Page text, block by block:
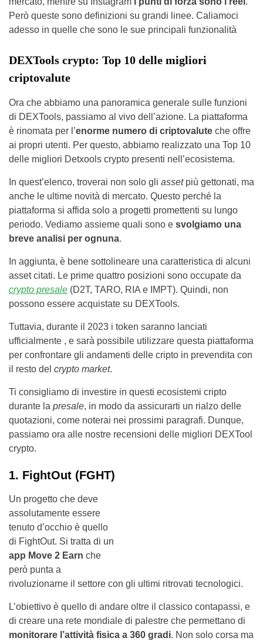
Però queste sono definizioni su grandi linee. Caliamoci
adesso in quelle che sono le sue principali funzionalità
DEXTools crypto: Top 10 delle migliori
criptovalute
Ora che abbiamo una panoramica generale sulle funzioni
di DEXTools, passiamo al vivo dell’azione. La piattaforma
è rinomata per l’enorme numero di criptovalute che offre
ai propri utenti. Per questo, abbiamo realizzato una Top 10
delle migliori Detxools crypto presenti nell’ecosistema.
In quest’elenco, troverai non solo gli assetpiù gettonati, ma
anche le ultime novità di mercato. Questo perché la
piattaforma si affida solo a progetti promettenti su lungo
periodo. Vediamo assieme quali sono e svolgiamo una
breve analisi per ognuna.
In aggiunta, è bene sottolineare una caratteristica di alcuni
asset citati. Le prime quattro posizioni sono occupate da
crypto presale (D2T, TARO, RIA e IMPT). Quindi, non
possono essere acquistate su DEXTools.
Tuttavia, durante il 2023 i token saranno lanciati
ufficialmente , e sarà possibile utilizzare questa piattaforma
per confrontare gli andamenti delle cripto in prevendita con
il resto del crypto market.
Ti consigliamo di investire in questi ecosistemi cripto
durante la presale, in modo da assicurarti un rialzo delle
quotazioni, come noterai nei prossimi paragrafi. Dunque,
passiamo ora alle nostre recensioni delle migliori DEXTool
crypto.
1. FightOut (FGHT)
Un progetto che deve
assolutamente essere
tenuto d’occhio è quello
di FightOut. Si tratta di un
app Move 2 Earn che
però punta a
rivoluzionarne il settore con gli ultimi ritrovati tecnologici.
L’obiettivo è quello di andare oltre il classico contapassi, e
di creare una rete mondiale di palestre che permettano di
monitorare l’attività fisica a 360 gradi. Non solo corsa ma